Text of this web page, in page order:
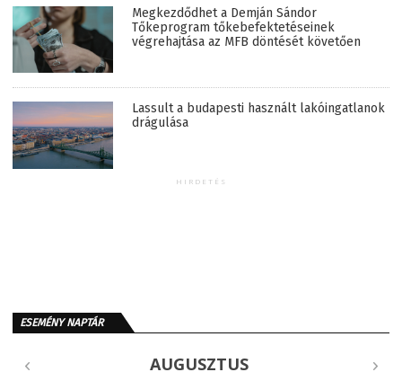
Megkezdődhet a Demján Sándor
Tőkeprogram tőkebefektetéseinek
végrehajtása az MFB döntését követően
Lassult a budapesti használt lakóingatlanok
drágulása
HIRDETÉS
ESEMÉNY NAPTÁR
AUGUSZTUS